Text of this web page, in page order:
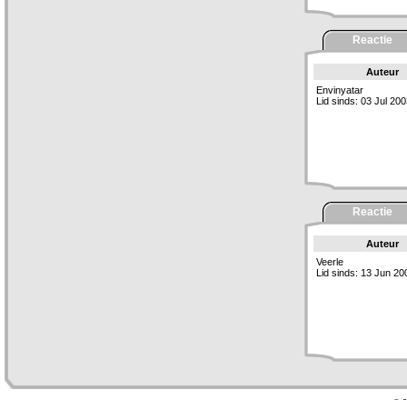
Reactie
Auteur
Envinyatar
Lid sinds: 03 Jul
Reactie
Auteur
Veerle
Lid sinds: 13 Jun